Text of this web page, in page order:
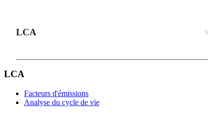
LCA
LCA
Facteurs d'émissions
Analyse du cycle de vie